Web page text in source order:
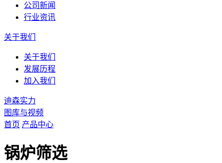
公司新闻
行业资讯
关于我们
关于我们
发展历程
加入我们
迪森实力
图库与视频
首页 产品中心
锅炉筛选